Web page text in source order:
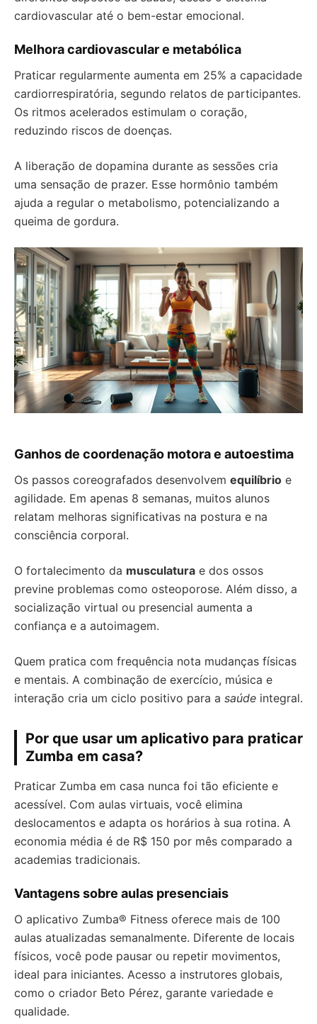
cardiovascular até o bem-estar emocional.
Melhora cardiovascular e metabólica
Praticar regularmente aumenta em 25% a capacidade
cardiorrespiratória, segundo relatos de participantes.
Os ritmos acelerados estimulam o coração,
reduzindo riscos de doenças.
A liberação de dopamina durante as sessões cria
uma sensação de prazer. Esse hormônio também
ajuda a regular o metabolismo, potencializando a
queima de gordura.
Ganhos de coordenação motora e autoestima
Os passos coreografados desenvolvem equilíbrio e
agilidade. Em apenas 8 semanas, muitos alunos
relatam melhoras significativas na postura e na
consciência corporal.
O fortalecimento da musculatura e dos ossos
previne problemas como osteoporose. Além disso, a
socialização virtual ou presencial aumenta a
confiança e a autoimagem.
Quem pratica com frequência nota mudanças físicas
e mentais. A combinação de exercício, música e
interação cria um ciclo positivo para a saúde integral.
Por que usar um aplicativo para praticar
Zumba em casa?
Praticar Zumba em casa nunca foi tão eficiente e
acessível. Com aulas virtuais, você elimina
deslocamentos e adapta os horários à sua rotina. A
economia média é de R$ 150 por mês comparado a
academias tradicionais.
Vantagens sobre aulas presenciais
O aplicativo Zumba® Fitness oferece mais de 100
aulas atualizadas semanalmente. Diferente de locais
físicos, você pode pausar ou repetir movimentos,
ideal para iniciantes. Acesso a instrutores globais,
como o criador Beto Pérez, garante variedade e
qualidade.